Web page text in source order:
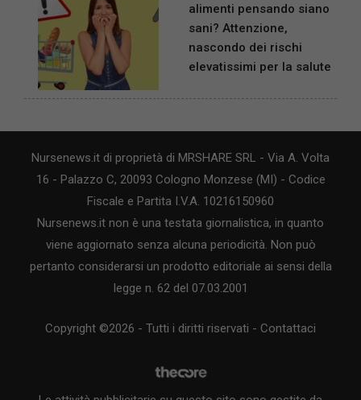
alimenti pensando siano
sani? Attenzione,
nascondo dei rischi
elevatissimi per la salute
Nursenews.it di proprietà di MRSHARE SRL - Via A. Volta
16 - Palazzo C, 20093 Cologno Monzese (MI) - Codice
Fiscale e Partita I.V.A. 10216150960
Nursenews.it non è una testata giornalistica, in quanto
viene aggiornato senza alcuna periodicità. Non può
pertanto considerarsi un prodotto editoriale ai sensi della
legge n. 62 del 07.03.2001
Copyright ©2026 - Tutti i diritti riservati - Contattaci